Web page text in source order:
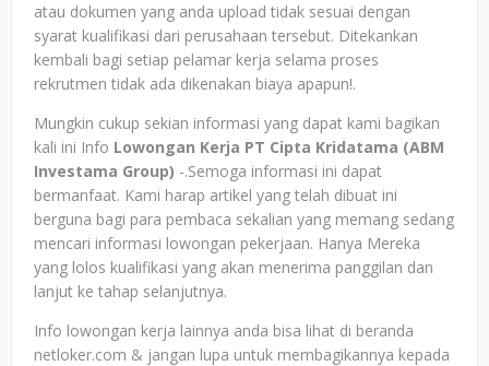
atau dokumen yang anda upload tidak sesuai dengan
syarat kualifikasi dari perusahaan tersebut. Ditekankan
kembali bagi setiap pelamar kerja selama proses
rekrutmen tidak ada dikenakan biaya apapun!.
Mungkin cukup sekian informasi yang dapat kami bagikan
kali ini Info Lowongan Kerja PT Cipta Kridatama (ABM
Investama Group) -.Semoga informasi ini dapat
bermanfaat. Kami harap artikel yang telah dibuat ini
berguna bagi para pembaca sekalian yang memang sedang
mencari informasi lowongan pekerjaan. Hanya Mereka
yang lolos kualifikasi yang akan menerima panggilan dan
lanjut ke tahap selanjutnya.
Info lowongan kerja lainnya anda bisa lihat di beranda
netloker.com & jangan lupa untuk membagikannya kepada